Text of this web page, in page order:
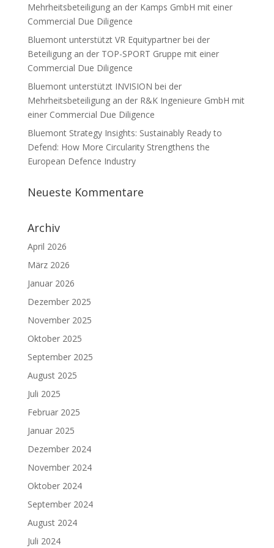
Mehrheitsbeteiligung an der Kamps GmbH mit einer
Commercial Due Diligence
Bluemont unterstützt VR Equitypartner bei der
Beteiligung an der TOP-SPORT Gruppe mit einer
Commercial Due Diligence
Bluemont unterstützt INVISION bei der
Mehrheitsbeteiligung an der R&K Ingenieure GmbH mit
einer Commercial Due Diligence
Bluemont Strategy Insights: Sustainably Ready to
Defend: How More Circularity Strengthens the
European Defence Industry
Neueste Kommentare
Archiv
April 2026
März 2026
Januar 2026
Dezember 2025
November 2025
Oktober 2025
September 2025
August 2025
Juli 2025
Februar 2025
Januar 2025
Dezember 2024
November 2024
Oktober 2024
September 2024
August 2024
Juli 2024